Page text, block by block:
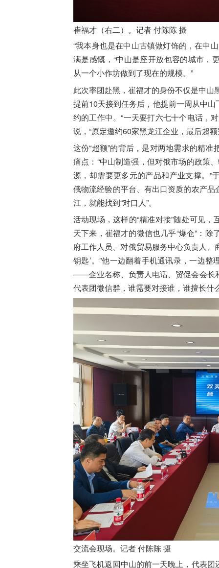
崔福才（右二）。记者 付陈陈 摄
“我本身也是在中山古镇做灯饰的，在中
满是感慨，“中山是座开放包容的城市，
从一个小作坊做到了现在的规模。”
此次率团赴黑，崔福才的身份不仅是中
提前10天接到任务后，他提前一周从中
约的工作中。“一天要打六七十个电话，
说，“原定邀约60家黑龙江企业，最后超
这份“超额”的背后，是对两地需求的精
痛点：“中山制造强，但对俄市场的政策
源，却需要更多元的产品和产业支撑。
俄物流经验的平台、有出口资质的农产
江，就能找到“对口人”。
活动现场，这样的“精准对接”随处可见
天下来，崔福才的微信也几乎“爆仓”：
府工作人员、对俄贸易服务中心负责人
钥匙’。”他一边翻着手机通讯录，一边
——企业名称、负责人电话、 贸促会会长
代表团微信群，谁需要对接谁，谁擅长什
交流会现场。记者 付陈陈 摄
乘坐飞机返回中山的前一天晚上，代表